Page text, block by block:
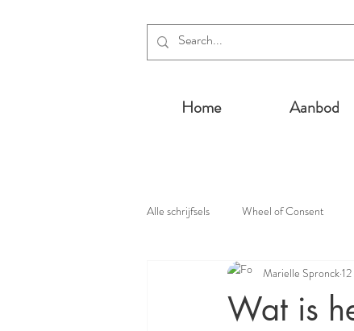
Home Aanbod
Alle schrijfsels Wheel of Consent
Wat is
Marielle Spronck